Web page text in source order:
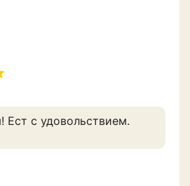
Ест с удовольствием.